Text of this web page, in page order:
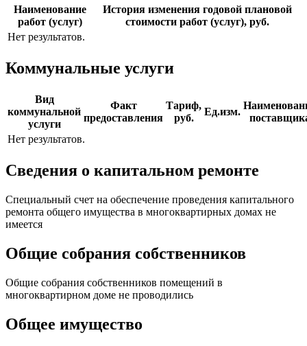
Наименование
работ (услуг)
История изменения годовой плановой
стоимости работ (услуг), руб.
Нет результатов.
Коммунальные услуги
Вид
коммунальной
услуги
Факт
предоставления
Тариф,
руб.
Ед.изм.
Нет результатов.
Сведения о капитальном ремонте
Специальный счет на обеспечение проведения капитального
ремонта общего имущества в многоквартирных домах не
имеется
Общие собрания собственников
Общие собрания собственников помещений в
многоквартирном доме не проводились
Общее имущество